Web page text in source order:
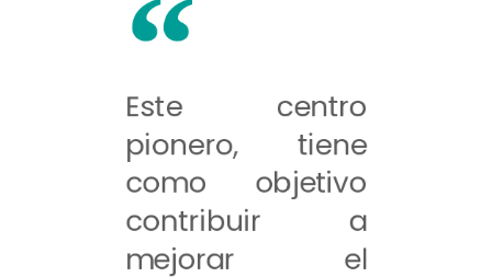
Este centro
pionero, tiene
como objetivo
contribuir a
mejorar el